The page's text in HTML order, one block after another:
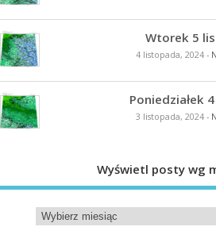
Wtorek 5
4 listopada, 2024-
Poniedziałek
3 listopada, 2024-
Wyświetl posty wg